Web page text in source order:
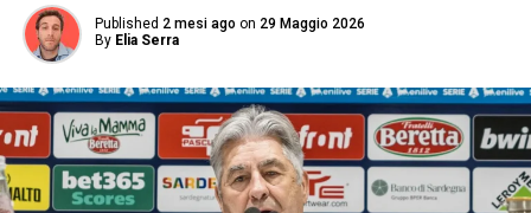
Published 2 mesi ago on 29 Maggio 2026
By Elia Serra